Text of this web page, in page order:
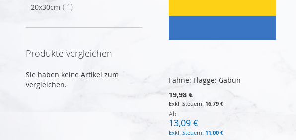
Fahne: Flagge: Gabun
19,98 €
16,79 €
Ab
13,09 €
11,00 €
20x30cm 1Artikel
Produkte vergleichen
Sie haben keine Artikel zum
vergleichen.